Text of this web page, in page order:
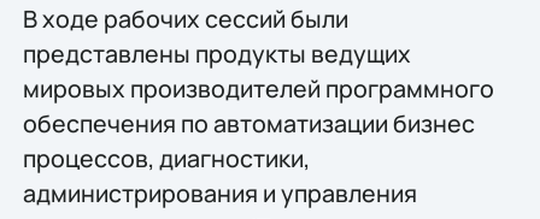
В ходе рабочих сессий были
представлены продукты ведущих
мировых производителей программного
обеспечения по автоматизации бизнес
процессов, диагностики,
администрирования и управления